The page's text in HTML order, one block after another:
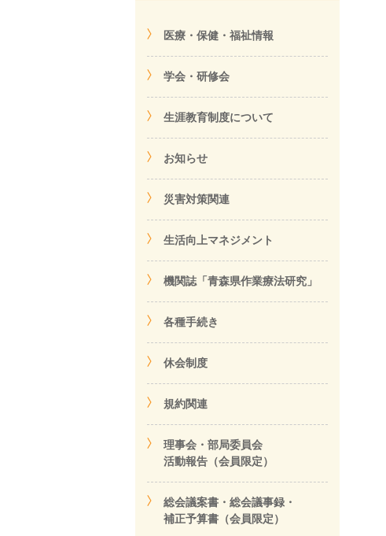
医療・保健・福祉情報
学会・研修会
生涯教育制度について
お知らせ
災害対策関連
生活向上マネジメント
機関誌「青森県作業療法研究」
各種手続き
休会制度
規約関連
理事会・部局委員会
活動報告（会員限定）
総会議案書・総会議事録・
補正予算書（会員限定）